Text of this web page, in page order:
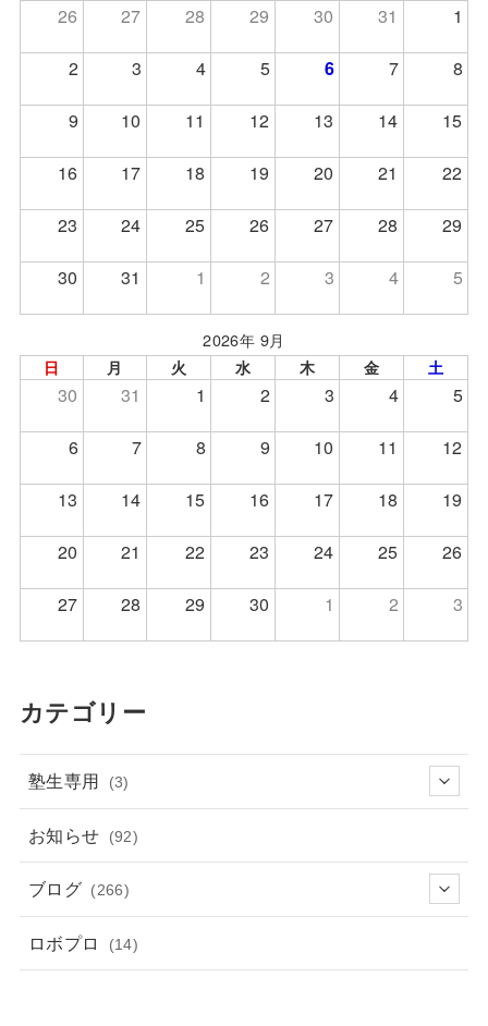
26 27 28 29 30 31 1
2 3 4 5 6 7 8
9 10 11 12 13 14 15
16 17 18 19 20 21 22
23 24 25 26 27 28 29
30 31 1 2 3 4 5
2026年 9月
日 月 火 水 木 金 土
30 31 1 2 3 4 5
6 7 8 9 10 11 12
13 14 15 16 17 18 19
20 21 22 23 24 25 26
27 28 29 30 1 2 3
カテゴリー
塾生専用 (3)
お知らせ (92)
ブログ (266)
ロボプロ (14)